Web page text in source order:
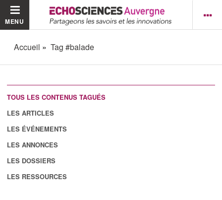
MENU
Accueil Tag #balade
TOUS LES CONTENUS TAGUÉS
LES ARTICLES
LES ÉVÉNEMENTS
LES ANNONCES
LES DOSSIERS
LES RESSOURCES